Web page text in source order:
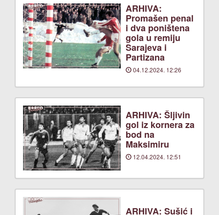
ARHIVA:
Promašen penal
i dva poništena
gola u remiju
Sarajeva i
Partizana
04.12.2024. 12:26
ARHIVA: Šljivin
gol iz kornera za
bod na
Maksimiru
12.04.2024. 12:51
ARHIVA: Sušić i